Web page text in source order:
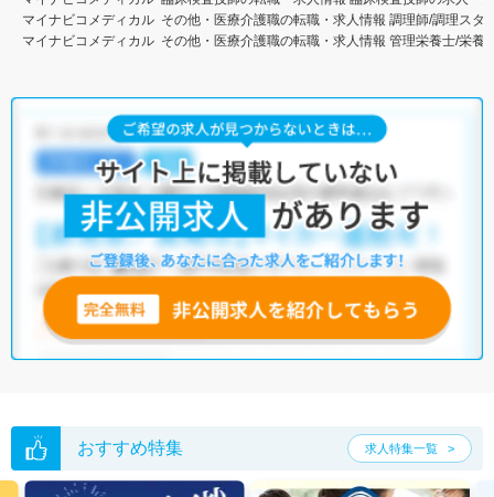
マイナビコメディカル その他・医療介護職の転職・求人情報 調理師/調理スタ
マイナビコメディカル その他・医療介護職の転職・求人情報 管理栄養士/栄養
おすすめ特集 求人特集一覧